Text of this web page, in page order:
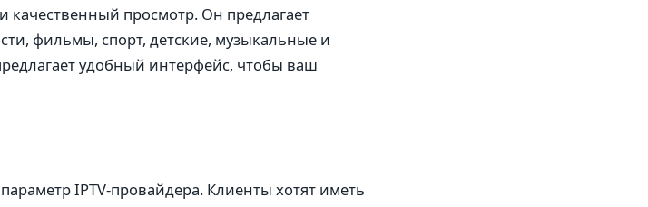
качественный просмотр. Он предлагает
фильмы, спорт, детские, музыкальные и
удобный интерфейс, чтобы ваш
IPTV-провайдера. Клиенты хотят иметь